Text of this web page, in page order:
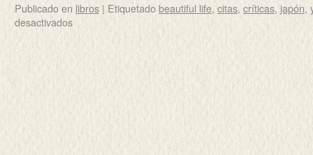
Publicado en libros | Etiquetadobeautiful life, citas, críticas, japón,
desactivados